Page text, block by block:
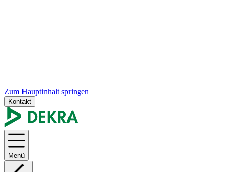
Zum Hauptinhalt springen
Kontakt
Menü